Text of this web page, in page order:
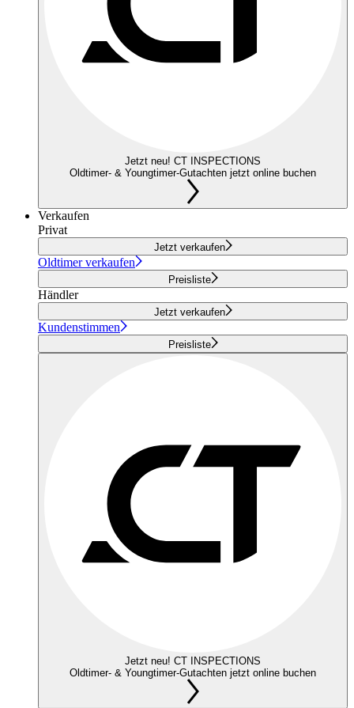
Jetzt neu! CT INSPECTIONS
Oldtimer- & Youngtimer-Gutachten jetzt online buchen
Verkaufen
Privat
Jetzt verkaufen
Oldtimer verkaufen
Preisliste
Händler
Jetzt verkaufen
Kundenstimmen
Preisliste
Jetzt neu! CT INSPECTIONS
Oldtimer- & Youngtimer-Gutachten jetzt online buchen